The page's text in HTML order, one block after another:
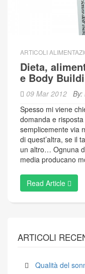
ARTICOLI
Dieta,
e Body
09 Mar 2012 By:
Spesso mi viene
domanda e
semplicemente via
di quest’altra, se il
un altro… Ognuna
media producano
Read Article
ARTICOLI
Qualità del